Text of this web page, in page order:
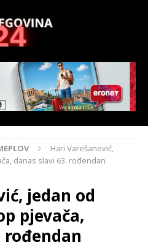
Hari Varešanović,
danas slavi 63. rođendan
jedan od
pjevača,
rođendan